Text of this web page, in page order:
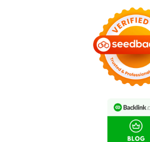
Sepanjang Tahun Ini